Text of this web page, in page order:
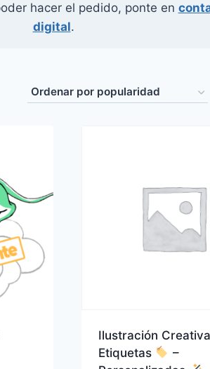
hacer el pedido, ponte en
digital.
Ilustración Creativa
Etiquetas
–